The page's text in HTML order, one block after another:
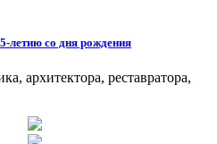
летию со дня рождения
архитектора, реставратора,